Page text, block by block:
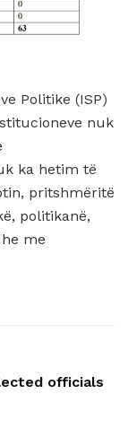
Politike (ISP)
nuk
ka hetim të
pritshmëritë
politikanë,
me
officials